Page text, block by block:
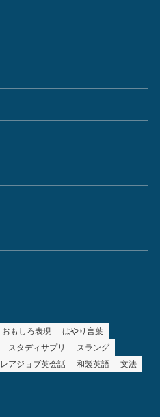
おもしろ表現
はやり言葉
スタディサプリ
スラング
レアジョブ英会話 和製英語
文法